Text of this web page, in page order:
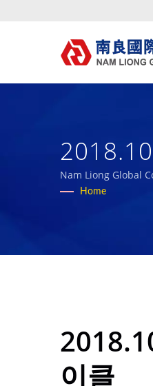
무 스폰
Nam Liong Global
Home
이클